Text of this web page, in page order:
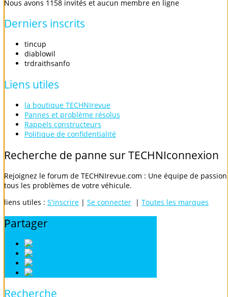
Nous avons 1158 invités et aucun membre en ligne
Derniers inscrits
tincup
diablowil
trdraithsanfo
Liens utiles
la boutique TECHNIrevue
Pannes et problème résolus
Rappels constructeurs
Politique de confidentialité
Recherche de panne surTECHNIconnexion
Rejoignez le forum de TECHNIrevue.com : Une équipe de
tous les problèmes de votre véhicule.
liens utiles : S'inscrire | Se connecter | Toutes les marques
Partager
Recherche